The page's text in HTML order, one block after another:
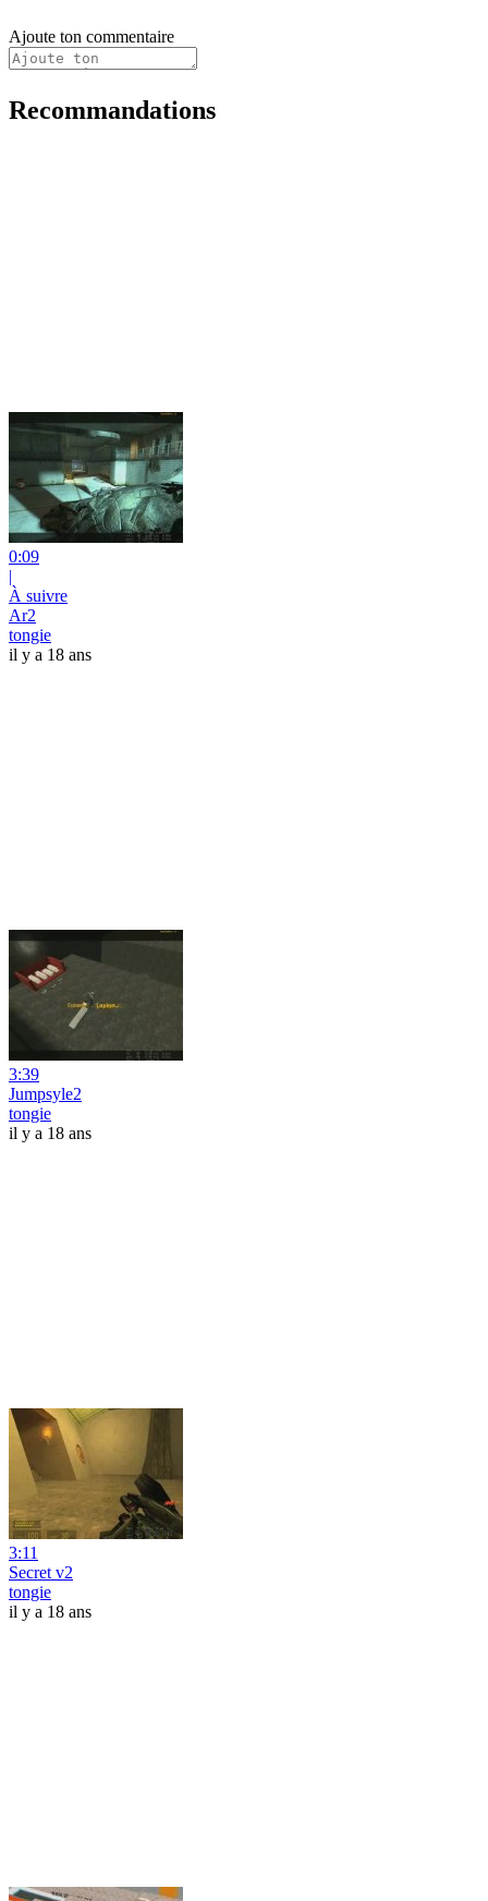
Ajoute ton commentaire
Recommandations
0:09
|
À suivre
Ar2
tongie
il y a 18 ans
3:39
Jumpsyle2
tongie
il y a 18 ans
3:11
Secret v2
tongie
il y a 18 ans